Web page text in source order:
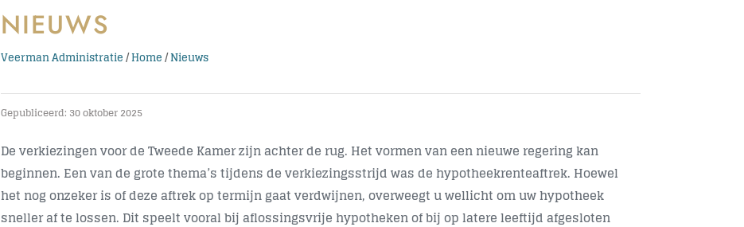
NIEUWS
Veerman Administratie/Home/Nieuws
Gepubliceerd: 30 oktober 2025
De verkiezingen voor de Tweede Kamer zijn achter de rug. Het vormen van een nieuwe regering kan
beginnen. Een van de grote thema’s tijdens de verkiezingsstrijd was de hypotheekrenteaftrek. Hoewel
het nog onzeker is of deze aftrek op termijn gaat verdwijnen, overweegt u wellicht om uw hypotheek
sneller af te lossen. Dit speelt vooral bij aflossingsvrije hypotheken of bij op latere leeftijd afgesloten